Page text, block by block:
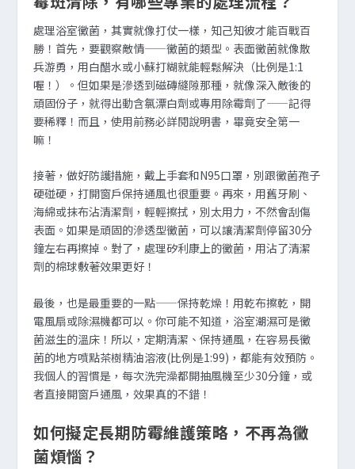
處理浴室黴菌，其實就像打仗一樣，知己知彼才能百戰百
勝！首先，要觀察敵情——黴菌的類型。表面黴菌就像散
兵游勇，用白醋水或小蘇打糊就能輕鬆解決（比例是1:1
喔！）。但如果是滲透到磁磚縫隙那種，就像深入敵後的
頑固份子，就得出動含氯漂白劑或專用除霉劑了——記得
要稀釋！而且，使用前務必詳閱說明書，畢竟安全第一
嘛！
接著，做好防護措施，戴上手套和N95口罩，別跟黴菌孢子
硬碰硬，打開窗戶保持通風也很重要。再來，用舊牙刷、
海綿或抹布沾清潔劑，輕輕擦拭，別太用力，不然會刮傷
表面。如果是頑固的滲透型黴菌，可以讓清潔劑停留30分
鐘左右再擦掉。對了，處理矽利康上的黴菌，用沾了清潔
劑的棉球敷著效果更好！
最後，也是最重要的一點——保持乾燥！用乾布擦乾，開
電風扇或除濕機都可以。你可能不知道，浴室潮濕可是黴
菌滋生的溫床！所以，定期清潔、保持通風，在容易長黴
菌的地方噴點茶樹精油溶液(比例是1:99)，都能有效預防。
我個人的習慣是，每次洗完澡都開抽風機至少30分鐘，或
者直接開窗戶通風，效果真的不錯！
如何擬定長期防霉維護策略，不再為黴
菌煩惱？